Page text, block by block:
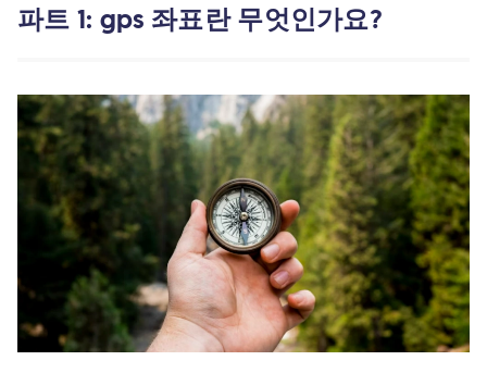
파트 1: gps 좌표란 무엇인가요?